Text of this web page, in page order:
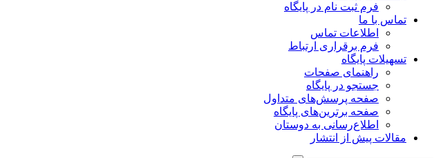
فرم ثبت نام در پایگاه
تماس با ما
اطلاعات تماس
فرم برقراری ارتباط
تسهیلات پایگاه
راهنمای صفحات
جستجو در پایگاه
صفحه پرسش‌های متداول
صفحه برترین‌های پایگاه
اطلاع‌رسانی به دوستان
مقالات پیش از انتشار